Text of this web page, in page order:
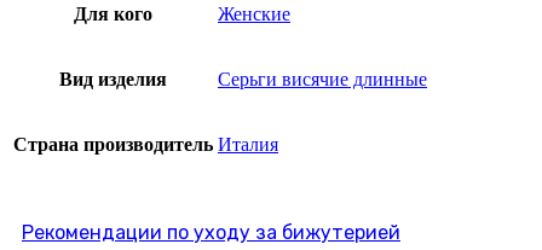
Для кого Женские
Вид изделия Серьги висячие длинные
Страна производитель Италия
Рекомендации по уходу за бижутерией